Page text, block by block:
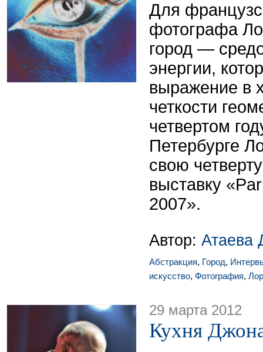
Для
фотографа
город —
энергии,
выражение в
четкости
четвертом
Петербурге
свою
выставку
2007».
Автор: Атаева
Абстракция, Город,
искусство, Фотография,
29 марта 2012
Кухня